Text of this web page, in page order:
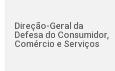
Direção-Geral da
Defesa do Consumidor,
Comércio e Serviços